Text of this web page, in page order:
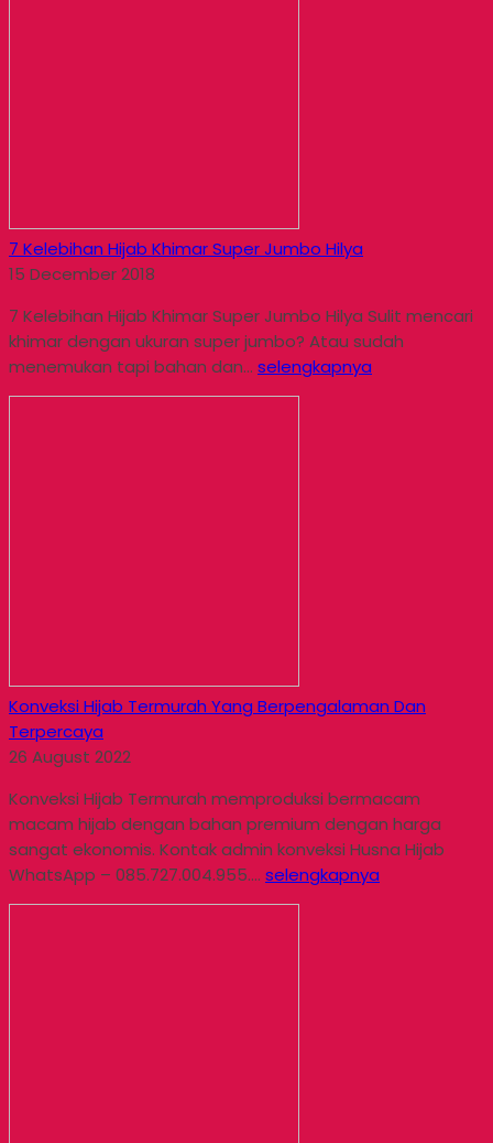
7 Kelebihan Hijab Khimar Super Jumbo Hilya
15 December 2018
7 Kelebihan Hijab Khimar Super Jumbo Hilya Sulit mencari
khimar dengan ukuran super jumbo? Atau sudah
menemukan tapi bahan dan... selengkapnya
Konveksi Hijab Termurah Yang Berpengalaman Dan
Terpercaya
26 August 2022
Konveksi Hijab Termurah memproduksi bermacam
macam hijab dengan bahan premium dengan harga
sangat ekonomis. Kontak admin konveksi Husna Hijab
WhatsApp – 085.727.004.955.... selengkapnya